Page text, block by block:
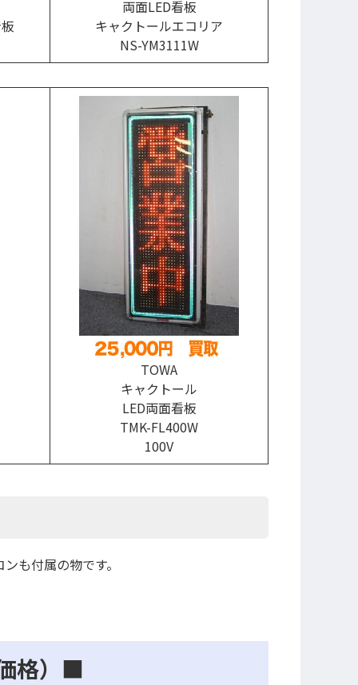
両面LED看板
キャクトールエコリア
NS-YM3111W
TOWA
キャクトール
LED両面看板
TMK-FL400W
100V
も付属の物です。
格）■